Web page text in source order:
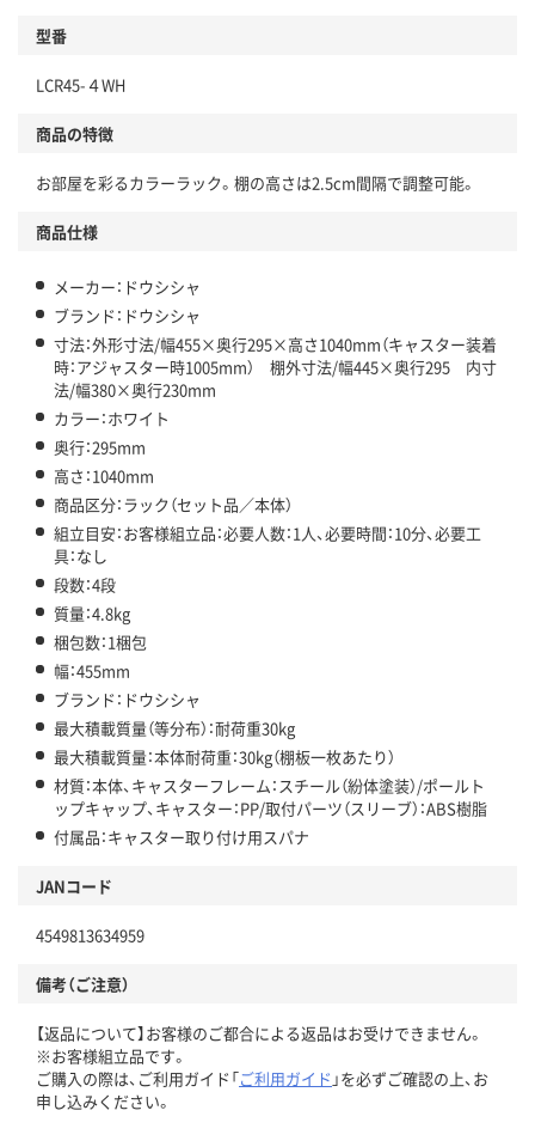
型番
LCR45-４WH
商品の特徴
お部屋を彩るカラーラック。棚の高さは2.5cm間隔で調整可能。
商品仕様
メーカー：ドウシシャ
ブランド：ドウシシャ
寸法：外形寸法/幅455×奥行295×高さ1040mm（キャスター装着
時：アジャスター時1005mm） 棚外寸法/幅445×奥行295 内寸
法/幅380×奥行230mm
カラー：ホワイト
奥行：295mm
高さ：1040mm
商品区分：ラック（セット品／本体）
組立目安：お客様組立品：必要人数：1人、必要時間：10分、必要工
具：なし
段数：4段
質量：4.8kg
梱包数：1梱包
幅：455mm
ブランド：ドウシシャ
最大積載質量（等分布）：耐荷重30kg
最大積載質量：本体耐荷重：30kg（棚板一枚あたり）
材質：本体、キャスターフレーム：スチール（紛体塗装）/ポールト
ップキャップ、キャスター：PP/取付パーツ（スリーブ）：ABS樹脂
付属品：キャスター取り付け用スパナ
JANコード
4549813634959
備考（ご注意）
【返品について】お客様のご都合による返品はお受けできません。
※お客様組立品です。
ご購入の際は、ご利用ガイド「ご利用ガイド 」を必ずご確認の上、お
申し込みください。